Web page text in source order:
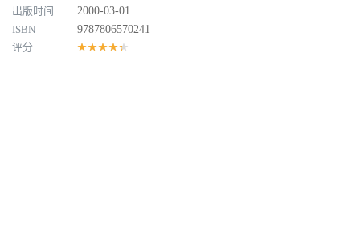
出版时间
2000-03-01
ISBN
9787806570241
评分
★★★★★